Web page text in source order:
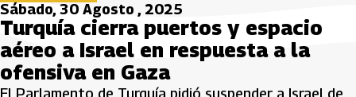
Sábado, 30 Agosto , 2025
Turquía cierra puertos y espacio
aéreo a Israel en respuesta a la
ofensiva en Gaza
El Parlamento de Turquía pidió suspender a Israel de